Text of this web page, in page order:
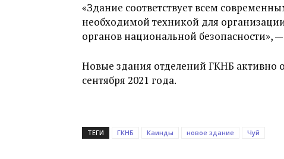
«Здание соответствует всем
необходимой техникой для
органов национальной безопасности»,
Новые здания отделений ГКНБ активно
сентября 2021 года.
ТЕГИ ГКНБ Каинды новое здание Чуй